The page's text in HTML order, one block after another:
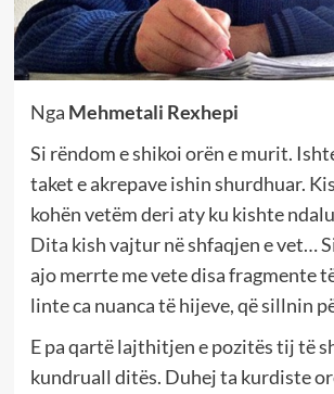
Nga Mehmetali Rexhepi
Si rëndom e shikoi orën e murit.
taket e akrepave ishin shurdhuar.
kohën vetëm deri aty ku kishte
Dita kish vajtur në shfaqjen e vet…
ajo merrte me vete disa fragmente
linte ca nuanca të hijeve, që sillnin
E pa qartë lajthitjen e pozitës tij të
kundruall ditës. Duhej ta kurdiste